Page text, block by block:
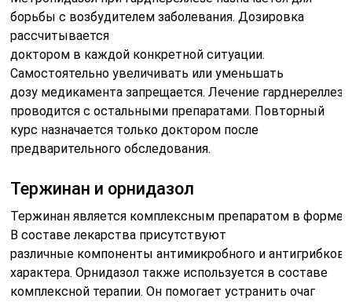
борьбы с возбудителем заболевания. Дозировка
рассчитывается
доктором в каждой конкретнойситуации.
Самостоятельно увеличивать или уменьшать
дозу медикамента запрещается.Лечение гарднереллеза
проводитсяс остальными препаратами. Повторный
курс назначается только доктором после
предварительного обследования.
Тержинан и орнидазол
Тержинан является комплексным препаратом в форме
В составе лекарства присутствуют
различные компоненты антимикробного и
характера. Орнидазол также используется в составе
комплексной терапии. Он помогает устранить очаг